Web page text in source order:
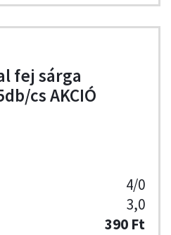
fej sárga
cs AKCIÓ
4/0
3,0
390 Ft